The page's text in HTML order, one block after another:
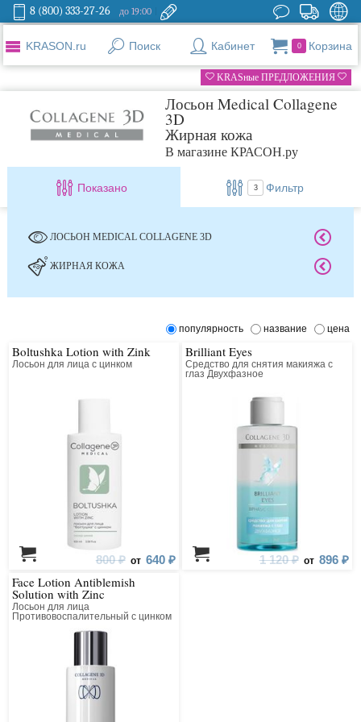
8 (800) 333-27-26 до 19:00
KRASON.ru Поиск Кабинет 0 Корзина
KRASные ПРЕДЛОЖЕНИЯ
Лосьон Medical Collagene
3D
Жирная кожа
В магазине КРАСОН.ру
Показано 3 Фильтр
ЛОСЬОН MEDICAL COLLAGENE 3D
ЖИРНАЯ КОЖА
популярность название цена
Boltushka Lotion with Zink
Лосьон для лица с цинком
800 ₽ от 640 ₽
Brilliant Eyes
Средство для снятия макияжа с
глаз Двухфазное
1 120 ₽ от 896 ₽
Face Lotion Antiblemish
Solution with Zinc
Лосьон для лица
Противовоспалительный с цинком